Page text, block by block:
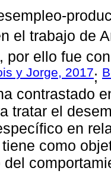
el trabajo de
por ello fue
y Jorge, 2017;
contrastado
tratar el
en
como
del